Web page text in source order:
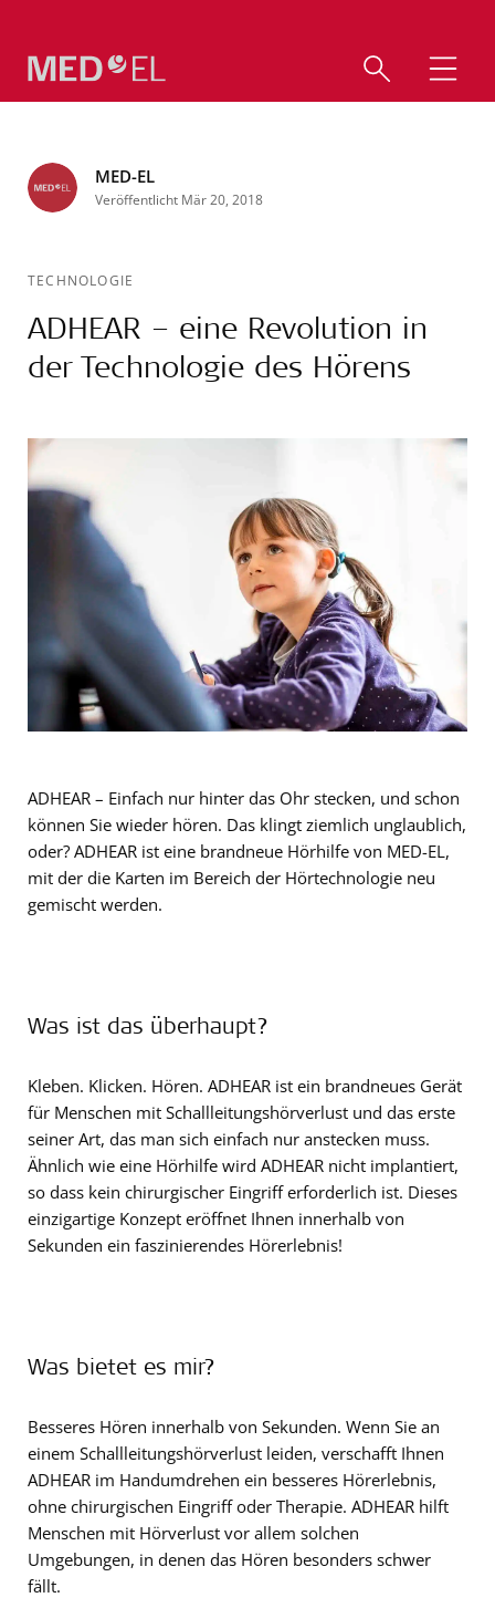
MED-EL
Veröffentlicht Mär 20, 2018
TECHNOLOGIE
ADHEAR – eine Revolution in
der Technologie des Hörens
ADHEAR – Einfach nur hinter das Ohr stecken, und schon
können Sie wieder hören. Das klingt ziemlich unglaublich,
oder? ADHEAR ist eine brandneue Hörhilfe von MED-EL,
mit der die Karten im Bereich der Hörtechnologie neu
gemischt werden.
Was ist das überhaupt?
Kleben. Klicken. Hören. ADHEAR ist ein brandneues Gerät
für Menschen mit Schallleitungshörverlust und das erste
seiner Art, das man sich einfach nur anstecken muss.
Ähnlich wie eine Hörhilfe wird ADHEAR nicht implantiert,
so dass kein chirurgischer Eingriff erforderlich ist. Dieses
einzigartige Konzept eröffnet Ihnen innerhalb von
Sekunden ein faszinierendes Hörerlebnis!
Was bietet es mir?
Besseres Hören innerhalb von Sekunden. Wenn Sie an
einem Schallleitungshörverlust leiden, verschafft Ihnen
ADHEAR im Handumdrehen ein besseres Hörerlebnis,
ohne chirurgischen Eingriff oder Therapie. ADHEAR hilft
Menschen mit Hörverlust vor allem solchen
Umgebungen, in denen das Hören besonders schwer
fällt.